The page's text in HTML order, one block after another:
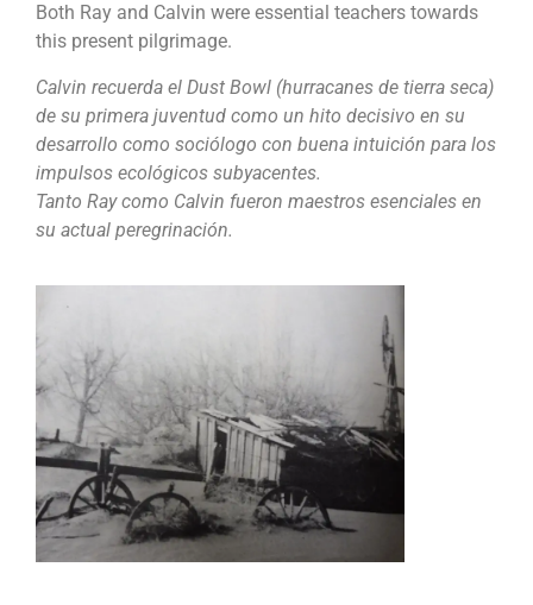
Both Ray and Calvin were essential teachers towards
this present pilgrimage.
Calvin recuerda el Dust Bowl (hurracanes de tierra seca)
de su primera juventud como un hito decisivo en su
desarrollo como sociólogo con buena intuición para los
impulsos ecológicos subyacentes.
Tanto Ray como Calvin fueron maestros esenciales en
su actual peregrinación.